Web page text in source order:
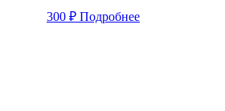
300 ₽ Подробнее